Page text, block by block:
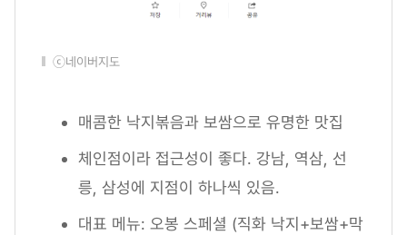
ⓒ네이버지도
매콤한 낙지볶음과 보쌈으로 유명한 맛집
체인점이라 접근성이 좋다. 강남, 역삼, 선
릉, 삼성에 지점이 하나씩 있음.
대표 메뉴: 오봉 스페셜 (직화 낙지+보쌈+막